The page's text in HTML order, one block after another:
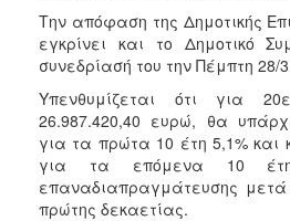
Την απόφαση της Δημοτικής
εγκρίνει και το Δημοτικό
συνεδρίασή του την Πέμπτη 28/
Υπενθυμίζεται ότι για
26.987.420,40 ευρώ, θα
για τα πρώτα 10 έτη 5,1% και
για τα επόμενα 10
επαναδιαπραγμάτευσης
πρώτης δεκαετίας.